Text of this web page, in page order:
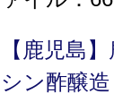
【鹿児島
シン酢醸